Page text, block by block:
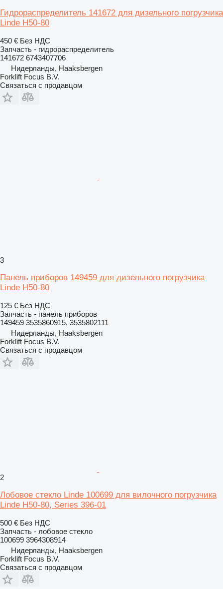
Гидрораспределитель 141672 для дизельного погрузчика
Linde H50-80
450 € Без НДС
Запчасть - гидрораспределитель
141672 6743407706
Нидерланды, Haaksbergen
Forklift Focus B.V.
Связаться с продавцом
3
Панель приборов 149459 для дизельного погрузчика
Linde H50-80
125 € Без НДС
Запчасть - панель приборов
149459 3535860915, 3535802111
Нидерланды, Haaksbergen
Forklift Focus B.V.
Связаться с продавцом
2
Лобовое стекло Linde 100699 для вилочного погрузчика
Linde H50-80, Series 396-01
500 € Без НДС
Запчасть - лобовое стекло
100699 3964308914
Нидерланды, Haaksbergen
Forklift Focus B.V.
Связаться с продавцом